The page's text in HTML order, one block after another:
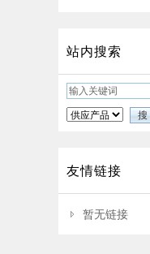
站内搜索
友情链接
暂无链接